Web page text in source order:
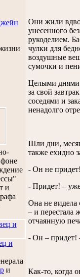
и
и
и
Они жили
унесенного
рукоделием.
чулки для
воздушные
сумочки и
Целыми днями
за свой
соседями и
ненадолго
Шли дни,
также ехидно
- Он не придет!
- Придет! –
Она не видела
– и перестала
отчаянную
- Он – придет!
Как-то, когда